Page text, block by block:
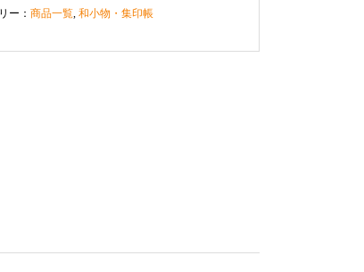
ー： 商品一覧, 和小物・集印帳